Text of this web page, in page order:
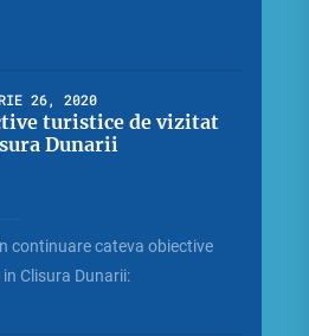
26, 2020
turistice de vizitat
Dunarii
continuare cateva obiective
Clisura Dunarii: